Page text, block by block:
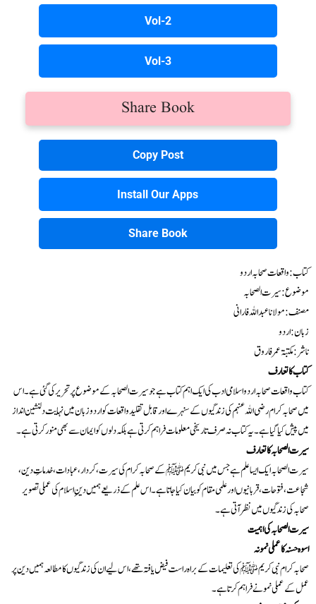
Vol-2
Vol-3
Share Book
Copy Post
Install Our Apps
Share Book
کتاب : واقعات صحابہ اردو
موضوع : سیرت الصحابہ
مصنف: مولانا عبداللہ فارانی
زبان: اردو
ناشر:مکتبۃ عمر فاروق
کتاب کا تعارف
کتاب واقعات صحابہ اردو اسلامی ادب کی ایک اہم کتاب ہے جو سیرت الصحابہ کے موضوع پر تحریر کی گئی ہے۔ اس
میں صحابہ کرام رضی اللہ عنہم کی زندگیوں کے سنہرے اور قابل تقلید واقعات کو اردو زبان میں نہایت دلنشین انداز
میں پیش کیا گیا ہے۔ یہ کتاب نہ صرف تاریخی معلومات فراہم کرتی ہے بلکہ دلوں کو ایمان سے بھی منور کرتی ہے۔
سیرت الصحابہ کا تعارف
سیرت الصحابہ ایک ایسا علم ہے جس میں نبی کریم ﷺ کے صحابہ کرام کی سیرت، کردار، عبادات، خدماتِ دین،
شجاعت، فتوحات، قربانیوں اور علمی مقام کو بیان کیا جاتا ہے۔ اس علم کے ذریعے ہمیں دینِ اسلام کی عملی تصویر
صحابہ کی زندگیوں میں نظر آتی ہے۔
سیرت الصحابہ کی اہمیت
اسوہ حسنہ کا عملی نمونہ
عمل کے عملی نمونے فراہم کرتا ہے۔